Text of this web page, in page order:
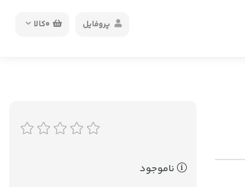
0کالا پروفایل
ناموجود